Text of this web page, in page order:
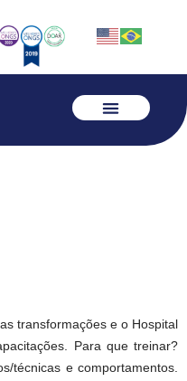
transformações e o Hospital
Para que treinar?
técnicas e comportamentos.